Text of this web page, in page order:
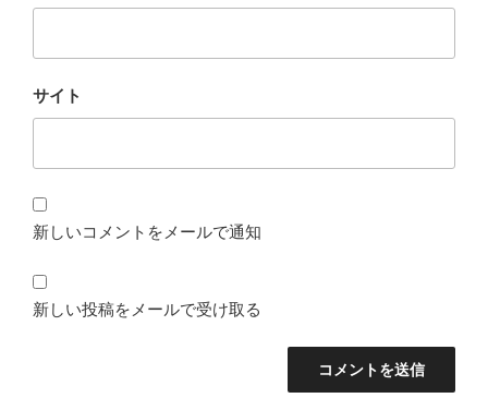
サイト
新しいコメントをメールで通知
新しい投稿をメールで受け取る